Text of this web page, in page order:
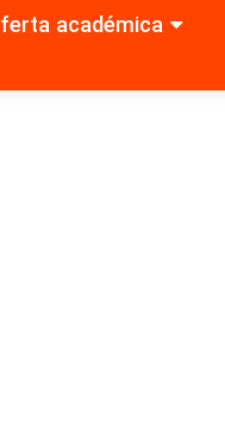
académica